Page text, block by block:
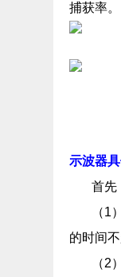
捕获率。
示波器
首先
（1
的时间
（2